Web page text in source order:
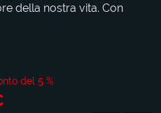
della nostra vita. Con
del 5 %